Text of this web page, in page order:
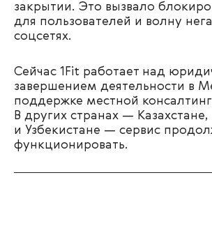
закрытии. Это вызвало
для пользователей и волну
соцсетях.
Сейчас 1Fit работает над
завершением деятельности в
поддержке местной
В других странах —
и Узбекистане — сервис
функционировать.